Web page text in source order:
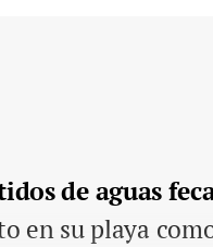
de aguas
en su playa